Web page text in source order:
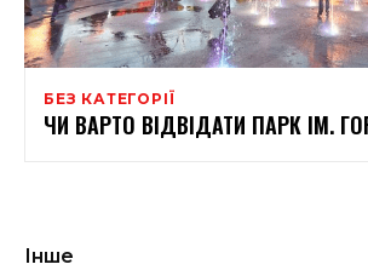
БЕЗ КАТЕГОРІЇ
ЧИ ВАРТО ВІДВІДАТИ ПАРК ІМ.
Інше